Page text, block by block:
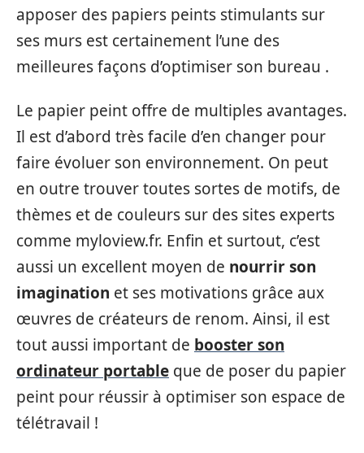
apposer des papiers peints stimulants sur
ses murs est certainement l’une des
meilleures façons d’optimiser son bureau .
Le papier peint offre de multiples avantages.
Il est d’abord très facile d’en changer pour
faire évoluer son environnement. On peut
en outre trouver toutes sortes de motifs, de
thèmes et de couleurs sur des sites experts
comme myloview.fr. Enfin et surtout, c’est
aussi un excellent moyen de nourrir son
imagination et ses motivations grâce aux
œuvres de créateurs de renom. Ainsi, il est
tout aussi important de booster son
ordinateur portable que de poser du papier
peint pour réussir à optimiser son espace de
télétravail !